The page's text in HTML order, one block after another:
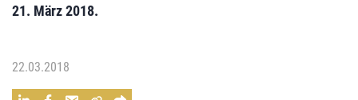
21. März 2018.
22.03.2018